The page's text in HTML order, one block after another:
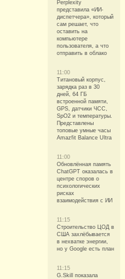
Perplexity
представила «ИИ-
диспетчера», который
сам решает, что
оставить на
компьютере
пользователя, а что
отправить в облако
11:00
Титановый корпус,
зарядка раз в 30
дней, 64 ГБ
встроенной памяти,
GPS, датчики ЧСС,
SpO2 и температуры.
Представлены
топовые умные часы
Amazfit Balance Ultra
11:00
Обновлённая память
ChatGPT оказалась в
центре споров о
психологических
рисках
взаимодействия с ИИ
11:15
Строительство ЦОД в
США захлёбывается
в нехватке энергии,
но у Google есть план
11:15
G.Skill показала